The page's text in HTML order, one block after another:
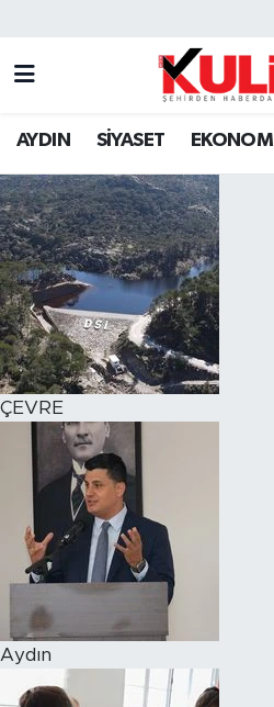
AYDIN SİYASET EKONOMİ
ÇEVRE
Aydın